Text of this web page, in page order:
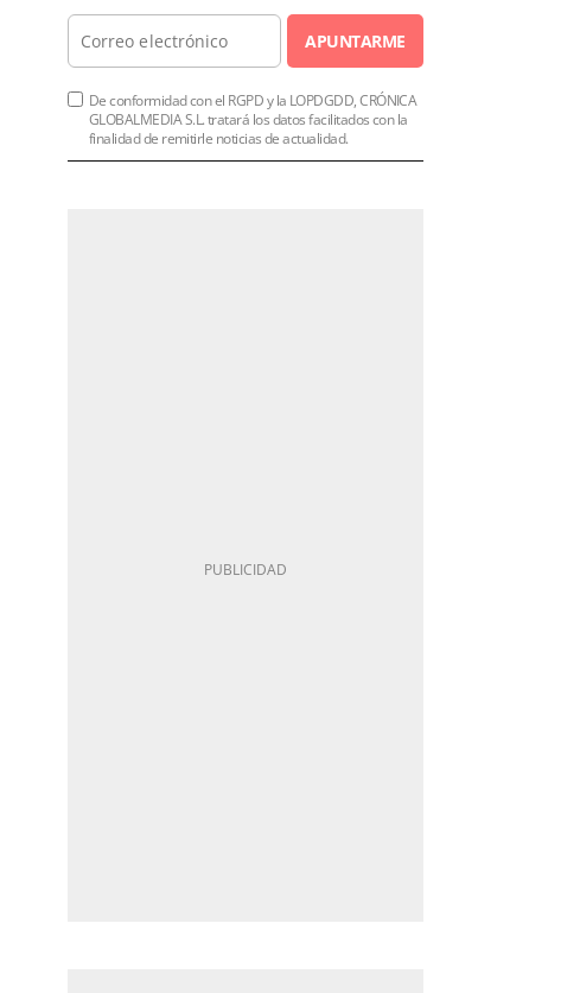
APUNTARME
De conformidad con el RGPD y la LOPDGDD, CRÓNICA
GLOBALMEDIA S.L. tratará los datos facilitados con la
finalidad de remitirle noticias de actualidad.